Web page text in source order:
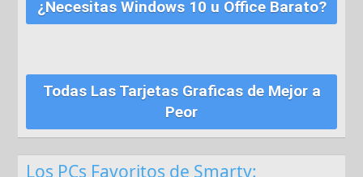
¿Necesitas Windows 10 u Office Barato?
Todas Las Tarjetas Graficas de Mejor a
Peor
Los PCs Favoritos de Smarty: